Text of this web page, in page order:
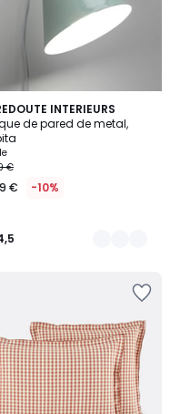
INTERIEURS
de pared de metal,
€
€ -10%